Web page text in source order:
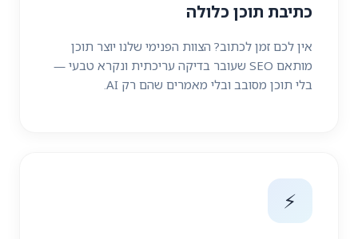
כתיבת תוכן כלולה
אין לכם זמן לכתוב? הצוות הפנימי שלנו יוצר תוכן
מותאם SEO שעובר בדיקה עריכתית ונקרא טבעי —
בלי תוכן מסובב ובלי מאמרים שהם רק AI.
⚡